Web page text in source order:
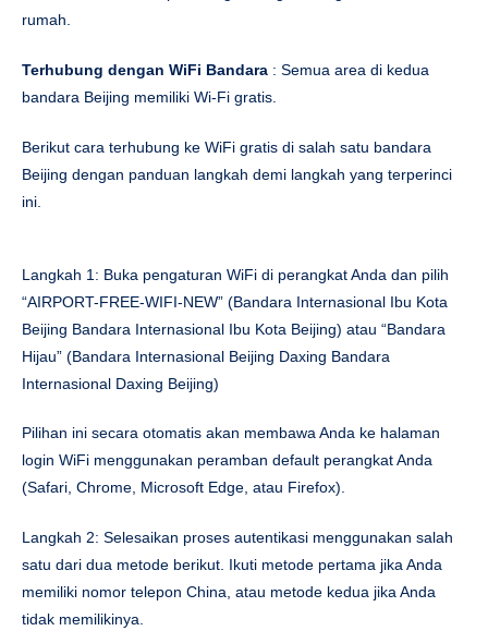
rumah.
Terhubung dengan WiFi Bandara : Semua area di kedua
bandara Beijing memiliki Wi-Fi gratis.
Berikut cara terhubung ke WiFi gratis di salah satu bandara
Beijing dengan panduan langkah demi langkah yang terperinci
ini.
Langkah 1: Buka pengaturan WiFi di perangkat Anda dan pilih
“AIRPORT-FREE-WIFI-NEW” (Bandara Internasional Ibu Kota
Beijing Bandara Internasional Ibu Kota Beijing) atau “Bandara
Hijau” (Bandara Internasional Beijing Daxing Bandara
Internasional Daxing Beijing)
Pilihan ini secara otomatis akan membawa Anda ke halaman
login WiFi menggunakan peramban default perangkat Anda
(Safari, Chrome, Microsoft Edge, atau Firefox).
Langkah 2: Selesaikan proses autentikasi menggunakan salah
satu dari dua metode berikut. Ikuti metode pertama jika Anda
memiliki nomor telepon China, atau metode kedua jika Anda
tidak memilikinya.